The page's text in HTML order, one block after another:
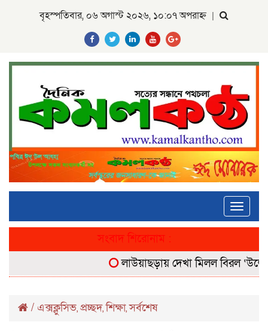
বৃহস্পতিবার, ০৬ অগাস্ট ২০২৬, ১০:০৭ অপরাহ্ন |
Toggle
সংবাদ শিরোনাম :
লাউয়াছড়ায় দেখা মিলল বিরল
/ এক্সক্লুসিভ, প্রচ্ছদ,শিক্ষা,সর্বশেষ